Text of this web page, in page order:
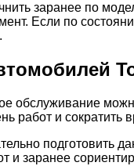
заранее по
Если по
обслуживание
работ и
подготовить
и заранее